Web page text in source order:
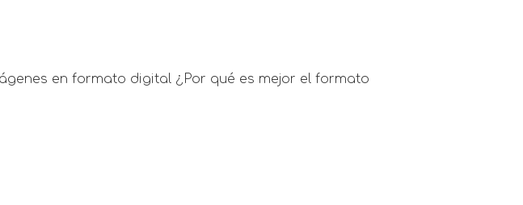
en formato digital ¿Por qué es mejor el formato